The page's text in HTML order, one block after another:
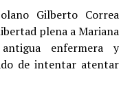
Gilberto Correa
plena a Mariana
enfermera y
de intentar atentar